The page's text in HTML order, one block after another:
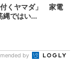
付くヤマダ」 家電
縄ではい...
by